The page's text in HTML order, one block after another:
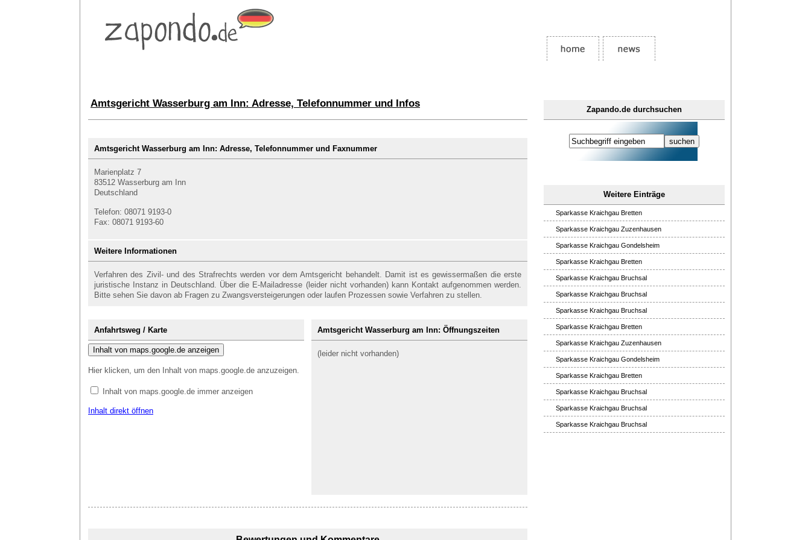
Zapando.de durchsuchen
Weitere Einträge
Sparkasse Kraichgau Bretten
Sparkasse Kraichgau Zuzenhausen
Sparkasse Kraichgau Gondelsheim
Sparkasse Kraichgau Bretten
Sparkasse Kraichgau Bruchsal
Sparkasse Kraichgau Bruchsal
Sparkasse Kraichgau Bruchsal
Sparkasse Kraichgau Bretten
Sparkasse Kraichgau Zuzenhausen
Sparkasse Kraichgau Gondelsheim
Sparkasse Kraichgau Bretten
Sparkasse Kraichgau Bruchsal
Sparkasse Kraichgau Bruchsal
Sparkasse Kraichgau Bruchsal
Amtsgericht Wasserburg am Inn: Adresse, Telefonnummer und Infos
Amtsgericht Wasserburg am Inn: Adresse, Telefonnummer und Faxnummer
Marienplatz 7
83512 Wasserburg am Inn
Deutschland
Telefon: 08071 9193-0
Fax: 08071 9193-60
Weitere Informationen
Verfahren des Zivil- und des Strafrechts werden vor dem Amtsgericht behandelt. Damit ist es gewissermaßen die erste
juristische Instanz in Deutschland. Über die E-Mailadresse (leider nicht vorhanden) kann Kontakt aufgenommen werden.
Bitte sehen Sie davon ab Fragen zu Zwangsversteigerungen oder laufen Prozessen sowie Verfahren zu stellen.
Anfahrtsweg / Karte
Inhalt von maps.google.de anzeigen
Hier klicken, um den Inhalt von maps.google.de anzuzeigen.
Inhalt von maps.google.de immer anzeigen
Inhalt direkt öffnen
Amtsgericht Wasserburg am Inn: Öffnungszeiten
(leider nicht vorhanden)